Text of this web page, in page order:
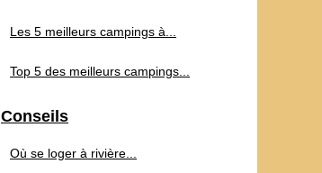
Les 5 meilleurs campings à...
Top 5 des meilleurs campings...
Conseils
Où se loger à rivière...